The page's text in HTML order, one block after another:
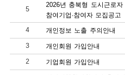
5
2026년 충북형 도시근로자
참여기업·참여자 모집공고
4 개인정보 노출 주의안내
3 개인회원 가입안내
2 기업회원 가입안내
안